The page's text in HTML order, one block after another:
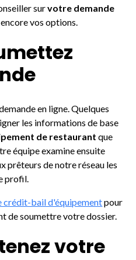
survotre demande
vos options.
en ligne. Quelques
les informations de base
de restaurant que
équipe examine ensuite
prêteurs de notre réseau les
profil.
crédit-bail d'équipementpour
de soumettre votre dossier.
votre